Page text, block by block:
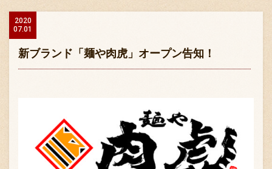
味千の取り組み
2020
07.01
新ブランド「麺や肉虎」オープン告知！